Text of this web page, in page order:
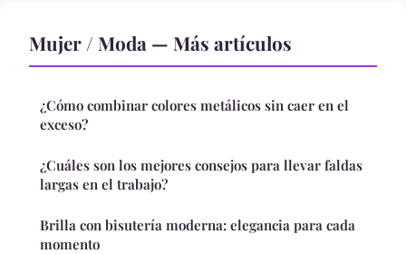
Mujer / Moda — Más artículos
¿Cómo combinar colores metálicos sin caer en el
exceso?
¿Cuáles son los mejores consejos para llevar faldas
largas en el trabajo?
Brilla con bisutería moderna: elegancia para cada
momento